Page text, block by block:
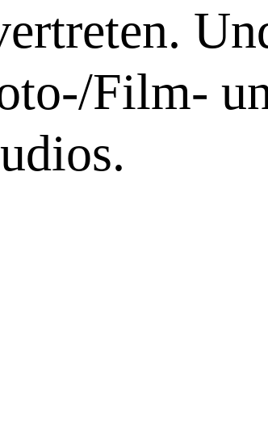
Film-